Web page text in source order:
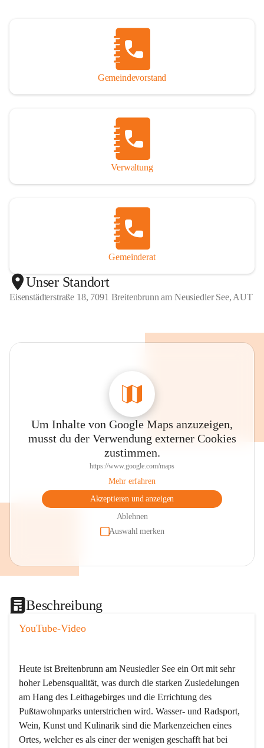
Gemeindevorstand
Verwaltung
Gemeinderat
Unser Standort
Eisenstädterstraße 18, 7091 Breitenbrunn am Neusiedler See, AUT
Um Inhalte von Google Maps anzuzeigen,
musst du der Verwendung externer Cookies
zustimmen.
https://www.google.com/maps
Mehr erfahren
Akzeptieren und anzeigen
Ablehnen
Auswahl merken
Beschreibung
YouTube-Video
Heute ist Breitenbrunn am Neusiedler See ein Ort mit sehr
hoher Lebensqualität, was durch die starken Zusiedelungen
am Hang des Leithagebirges und die Errichtung des
Pußtawohnparks unterstrichen wird. Wasser- und Radsport,
Wein, Kunst und Kulinarik sind die Markenzeichen eines
Ortes, welcher es als einer der wenigen geschafft hat bei